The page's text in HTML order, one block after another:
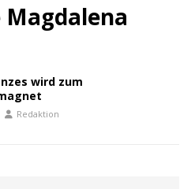
wird zum
Redaktion